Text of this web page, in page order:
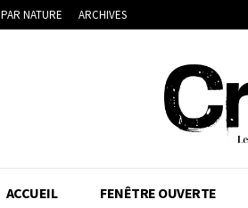
PAR NATURE ARCHIVES
ACCUEIL FENÊTRE OUVERTE